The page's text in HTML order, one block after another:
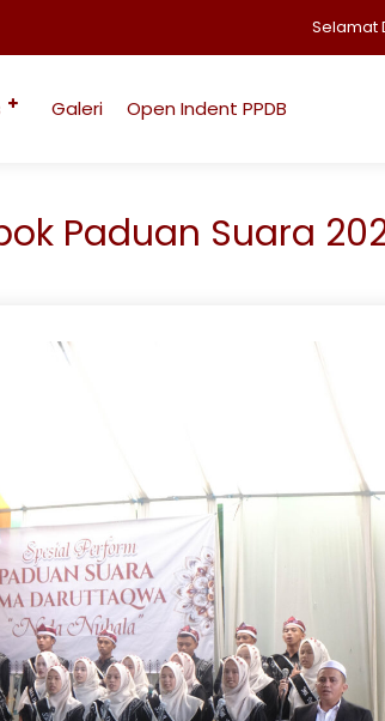
Selamat
Galeri Open Indent PPDB
Paduan Suara